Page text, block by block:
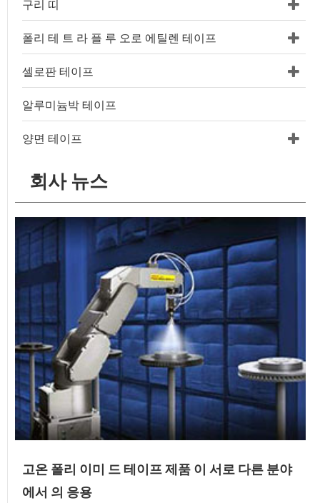
구리 띠
폴리 테 트 라 플 루 오로 에틸렌 테이프
셀로판 테이프
알루미늄박 테이프
양면 테이프
회사 뉴스
고온 폴리 이미 드 테이프 제품 이 서로 다른 분야
에서 의 응용